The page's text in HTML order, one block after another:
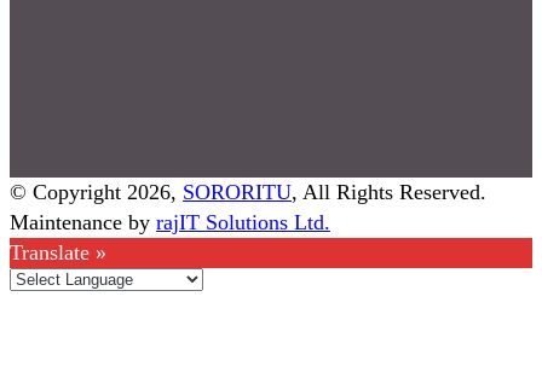
© Copyright 2026, SORORITU, All Rights Reserved.
Maintenance by rajIT Solutions Ltd.
Translate »